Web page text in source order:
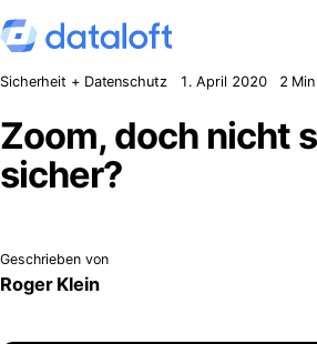
Zum Inhalt springen
Sicherheit + Datenschutz 1. April 2020 2
Zoom, doch nicht
sicher?
Geschrieben von
Roger Klein